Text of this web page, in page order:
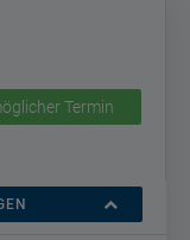
Termin